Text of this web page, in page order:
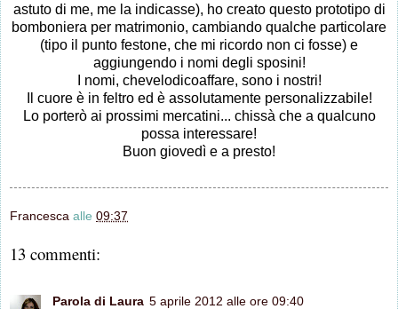
astuto di me, me la indicasse), ho creato questo prototipo di
bomboniera per matrimonio, cambiando qualche particolare
(tipo il punto festone, che mi ricordo non ci fosse) e
aggiungendo i nomi degli sposini!
I nomi, chevelodicoaffare, sono i nostri!
Il cuore è in feltro ed è assolutamente personalizzabile!
Lo porterò ai prossimi mercatini... chissà che a qualcuno
possa interessare!
Buon giovedì e a presto!
Francesca alle 09:37
13 commenti:
Parola di Laura 5 aprile 2012 alle ore 09:40